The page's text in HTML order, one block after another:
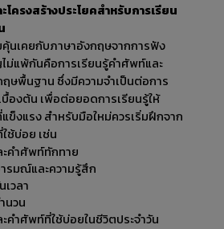
ครงสร้างประโยคสำหรับการเรียน
คุ้นเคยกับภาษาอังกฤษจากการฟัง
แพ้กันคือการเรียนรู้คำศัพท์และ
ษพื้นฐาน ซึ่งมีความจำเป็นต่อการ
องต้น เพื่อต่อยอดการเรียนรู้ให้
ข็งแรง สำหรับมือใหม่ควรเริ่มฝึกจาก
ช้บ่อย เช่น
ะคำศัพท์ทักทาย
รมณ์และความรู้สึก
วลา
นวน
ะคำศัพท์ที่ใช้บ่อยในชีวิตประจำวัน